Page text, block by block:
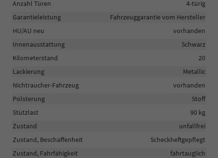
Anzahl Türen
4-türig
Garantieleistung
Fahrzeuggarantie vom Hersteller
HU/AU neu
vorhanden
Innenausstattung
Schwarz
Kilometerstand
20
Lackierung
Metallic
Nichtraucher-Fahrzeug
vorhanden
Polsterung
Stoff
Stützlast
90 kg
Zustand
unfallfrei
Zustand, Beschaffenheit
Scheckheftgepflegt
Zustand, Fahrfähigkeit
fahrtauglich